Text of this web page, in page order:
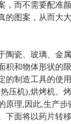
，而不需要配准
的图案，从而大
瓷、玻璃、金属
积和物体形状的
的制造工具的使
压机),烘烤机、
原理,因此,生产步
下面将以药片转